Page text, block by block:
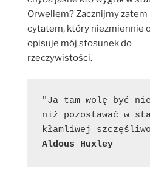
Orwellem? Zacznijmy zatem
cytatem, który niezmiennie
opisuje mój stosunek do
rzeczywistości.
"Ja tam wolę być
niż pozostawać w
Aldous Huxley